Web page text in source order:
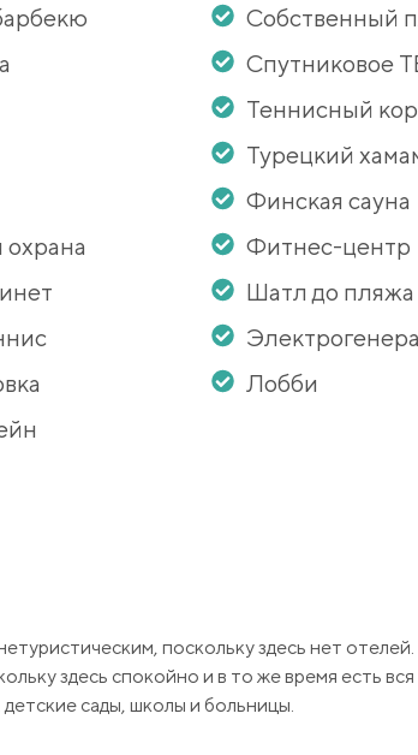
охрана
Собственный
Спутниковое
Теннисный
Турецкий
Финская сауна
Фитнес-центр
Шатл до пляжа
Лобби
поскольку здесь нет отелей.
здесь спокойно и в то же время есть
сады, школы и больницы.